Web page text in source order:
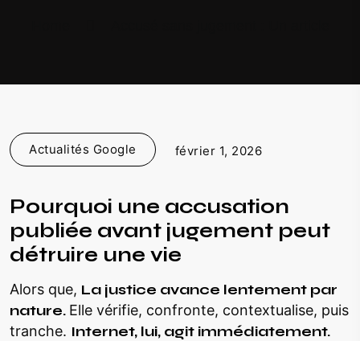
Actualités Google février 1, 2026
Pourquoi une accusation
publiée avant jugement peut
détruire une vie
Alors que, La justice avance lentement par
nature. Elle vérifie, confronte, contextualise, puis
tranche. Internet, lui, agit immédiatement.